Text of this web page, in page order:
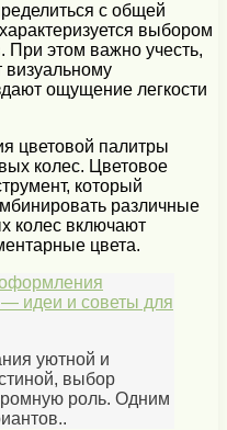
с общей
выбором
При этом важно учесть,
визуальному
ощущение легкости
цветовой палитры
колес. Цветовое
который
различные
колес включают
цвета.
— идеи и советы для
уютной и
выбор
роль. Одним